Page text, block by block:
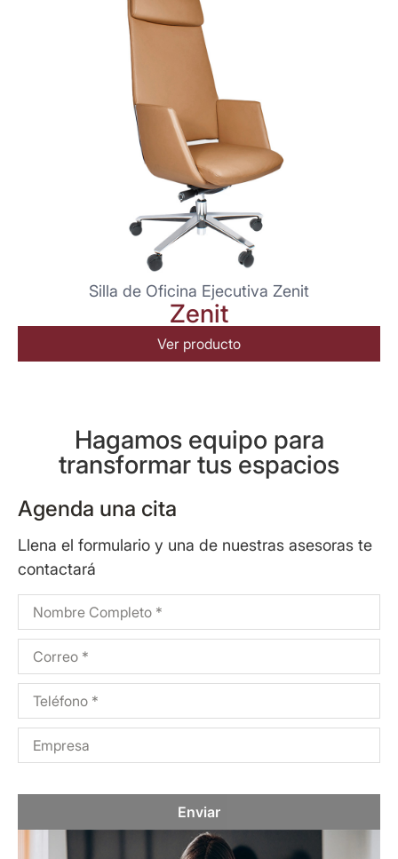
Silla de Oficina Ejecutiva Zenit
Zenit
Ver producto
Hagamos equipo para
transformar tus espacios
Agenda una cita
Llena el formulario y una de nuestras asesoras te
contactará
Enviar